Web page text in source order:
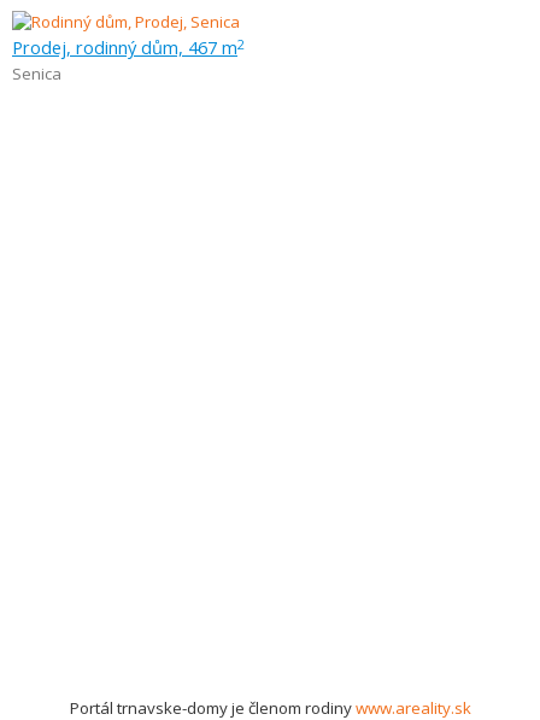
Prodej, rodinný dům, 467 m2
Senica
Portál trnavske-domy je členom rodinywww.areality.sk